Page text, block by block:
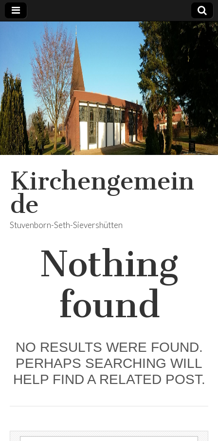
Kirchengemein
de
Stuvenborn-Seth-Sievershütten
Nothing
found
NO RESULTS WERE FOUND.
PERHAPS SEARCHING WILL
HELP FIND A RELATED POST.